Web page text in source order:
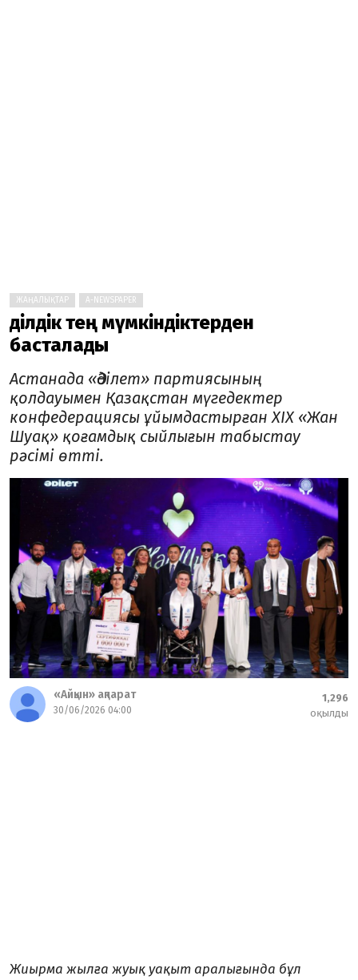
ЖАҢАЛЫҚТАР A-NEWSPAPER
Әділдік тең мүмкіндіктерден
басталады
Астанада «Әділет» партиясының
қолдауымен Қазақстан мүгедектер
конфедерациясы ұйымдастырған XIX «Жан
Шуақ» қоғамдық сыйлығын табыстау
рәсімі өтті.
«Айқын» ақпарат
30/06/2026 04:00
1,296
оқылды
Жиырма жылға жуық уақыт аралығында бұл